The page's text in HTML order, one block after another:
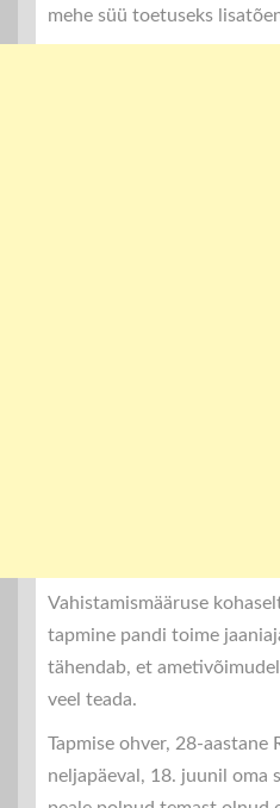
mehe süü toetuseks
Vahistamismääruse
tapmine pandi toime
tähendab, et
veel teada.
Tapmise ohver, 28-aastane
neljapäeval, 18. juunil oma